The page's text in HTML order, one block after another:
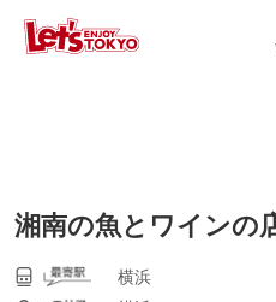
湘南の魚とワインの
横浜